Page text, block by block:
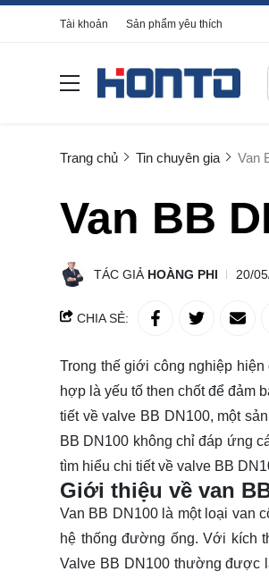
Tài khoản Sản phẩm yêu thích
Trang chủ Tin chuyên gia Van
Van BB
TÁC GIẢ HOÀNG PHI 20/
CHIA SẺ:
Trong thế giới công nghiệp hiện
hợp là yếu tố then chốt để đảm
tiết về valve BB DN100, một
BB DN100 không chỉ đáp ứng
tìm hiểu chi tiết về valve BB
Giới thiệu về van
Van BB DN100 là một loại van
hệ thống đường ống. Với kích
Valve BB DN100 thường được